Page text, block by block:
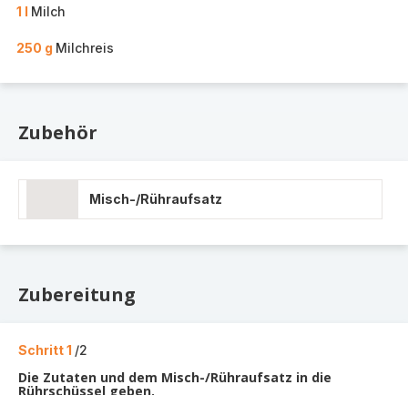
1 l Milch
250 g Milchreis
Zubehör
Misch-/Rühraufsatz
Zubereitung
Schritt 1 /2
Die Zutaten und dem Misch-/Rühraufsatz in die
Rührschüssel geben.